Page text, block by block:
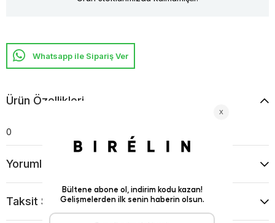
Whatsapp ile Sipariş Ver
Ürün Özellikleri
0
Yorumlar
Taksit Seçenekleri